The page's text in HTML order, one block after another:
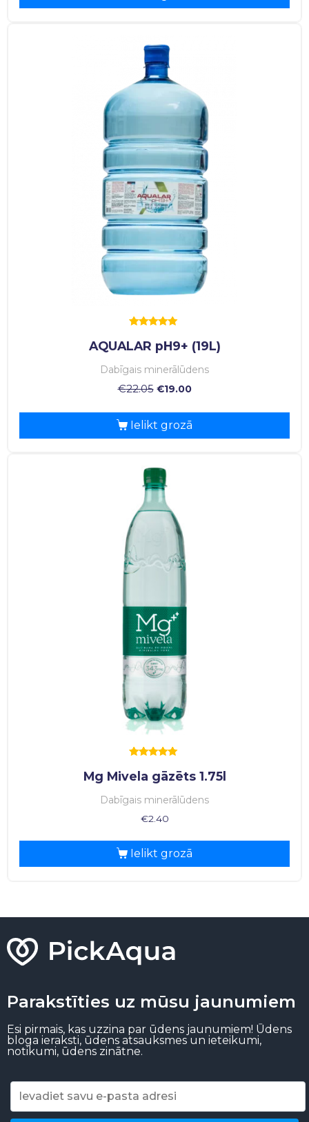
5.00
out of 5
AQUALAR pH9+ (19L)
Dabīgais minerālūdens
€22.05 €19.00
Ielikt grozā
5.00
out of 5
Mg Mivela gāzēts 1.75l
Dabīgais minerālūdens
€2.40
Ielikt grozā
Parakstīties uz mūsu jaunumiem
Esi pirmais, kas uzzina par ūdens jaunumiem! Ūdens
bloga ieraksti, ūdens atsauksmes un ieteikumi,
notikumi, ūdens zinātne.